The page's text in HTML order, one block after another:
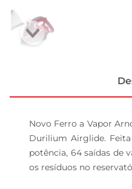
Novo Ferro a Vapor
Durilium Airglide.
potência, 64 saídas de
os resíduos no